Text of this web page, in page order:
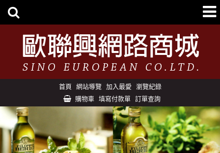
首頁 網站導覽 加入最愛 瀏覽紀錄
購物車 填寫付款單 訂單查詢